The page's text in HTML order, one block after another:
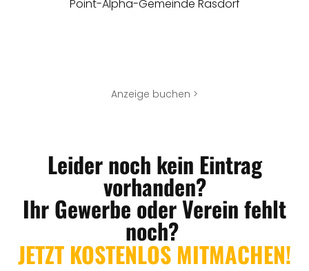
Point-Alpha-Gemeinde Rasdorf
Anzeige buchen >
Leider noch kein Eintrag
vorhanden?
Ihr Gewerbe oder Verein fehlt
noch?
JETZT KOSTENLOS MITMACHEN!